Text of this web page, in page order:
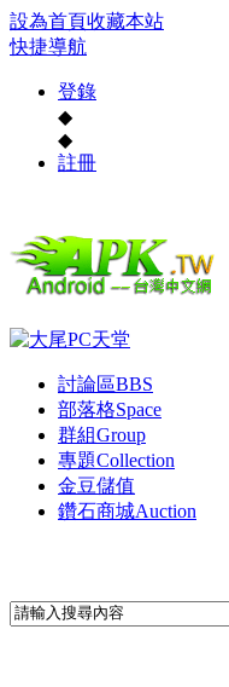
設為首頁收藏本站
快捷導航
登錄
◆
◆
註冊
討論區BBS
部落格Space
群組Group
專題Collection
金豆儲值
鑽石商城Auction